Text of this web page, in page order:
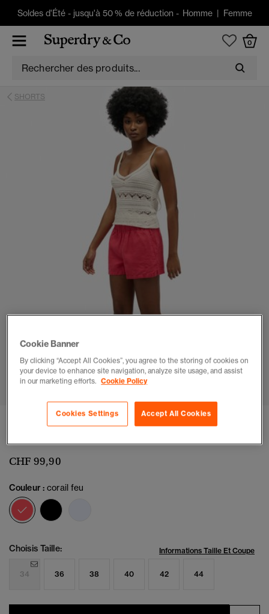
Soldes d'Été -jusqu'à 50 % de réduction - Homme| Femme
0
SHORTS
1 2 3 4 5
Short en lin
CHF 99,90
Couleur :corail feu
sélectionné
Choisis Taille: Informations Taille Et Coupe
34 36 38 40 42 44
Cookie Banner
By clicking “Accept All Cookies”, you agree to the storing of cookies on
your device to enhance site navigation, analyze site usage, and assist
in our marketing efforts. Cookie Policy
Accept All Cookies
Cookies Settings